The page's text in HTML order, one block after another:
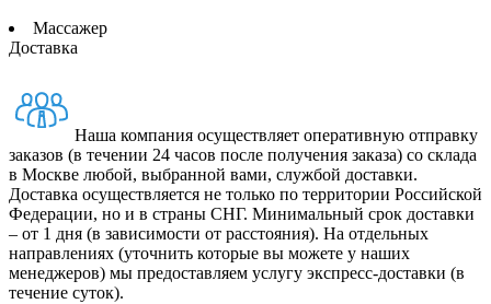
Массажер
Доставка
Наша компания осуществляет оперативную отправку
заказов (в течении 24 часов после получения заказа) со склада
в Москве любой, выбранной вами, службой доставки.
Доставка осуществляется не только по территории Российской
Федерации, но и в страны СНГ. Минимальный срок доставки
– от 1 дня (в зависимости от расстояния). На отдельных
направлениях (уточнить которые вы можете у наших
менеджеров) мы предоставляем услугу экспресс-доставки (в
течение суток).